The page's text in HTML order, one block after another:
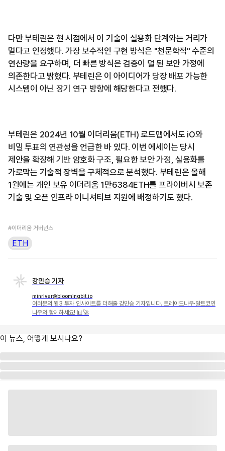
다만 부테린은 현 시점에서 이 기술이 실용화 단계와는 거리가
멀다고 인정했다. 가장 보수적인 구현 방식은 "천문학적" 수준의
연산량을 요구하며, 더 빠른 방식은 검증이 덜 된 보안 가정에
의존한다고 밝혔다. 부테린은 이 아이디어가 당장 배포 가능한
시스템이 아닌 장기 연구 방향에 해당한다고 전했다.
부테린은 2024년 10월 이더리움(ETH) 로드맵에서도 iO와
비밀 투표의 연관성을 언급한 바 있다. 이번 에세이는 당시
제안을 확장해 기반 암호화 구조, 필요한 보안 가정, 실용화를
가로막는 기술적 장벽을 구체적으로 분석했다. 부테린은 올해
1월에는 개인 보유 이더리움 1만6384ETH를 프라이버시 보존
기술 및 오픈 인프라 이니셔티브 지원에 배정하기도 했다.
#이더리움 거버넌스
ETH
강민승 기자
minriver@bloomingbit.io
여러분의 웹3 투자 인사이트를 더해줄 강민승 기자입니다. 트레이드나우·알트코인
나우와 함께하세요! 📊🚀
이 뉴스, 어떻게 보시나요?